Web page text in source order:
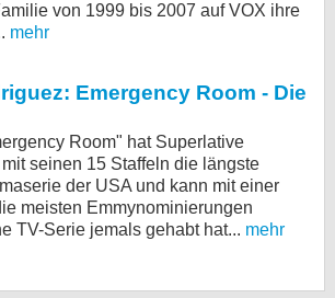
von 1999 bis 2007 auf VOX ihre
mehr
Emergency Room - Die
Room" hat Superlative
seinen 15 Staffeln die längste
der USA und kann mit einer
meisten Emmynominierungen
TV-Serie jemals gehabt hat... mehr